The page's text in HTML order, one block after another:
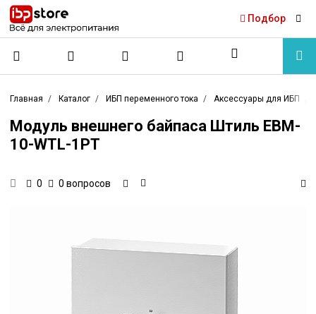
Подбор
Главная Каталог ИБП переменного тока Аксессуары для ИБП
Модуль внешнего байпаса Штиль EBM-
10-WTL-1PT
0 0 вопросов